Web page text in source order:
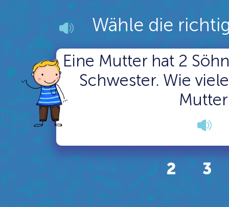
Wähle die
Eine Mutter hat 2
Schwester. Wie
3
2